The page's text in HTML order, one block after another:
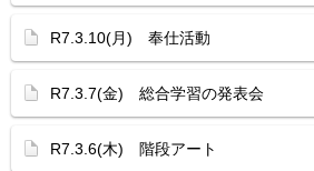
R7.3.10(月) 奉仕活動
R7.3.7(金) 総合学習の発表会
R7.3.6(木) 階段アート